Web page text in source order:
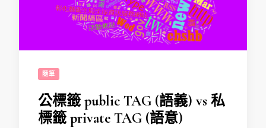
隨筆
公標籤 public TAG (語義) vs 私
標籤 private TAG (語意)